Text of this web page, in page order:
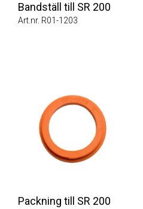
Bandställ till SR 200
Art.nr. R01-1203
Packning till SR 200